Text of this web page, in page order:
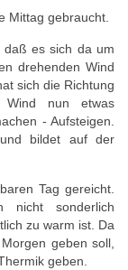
Mittag gebraucht.
daß es sich da um
drehenden Wind
sich die Richtung
nun etwas
- Aufsteigen.
bildet auf der
Tag gereicht.
nicht sonderlich
zu warm ist. Da
geben soll,
geben.